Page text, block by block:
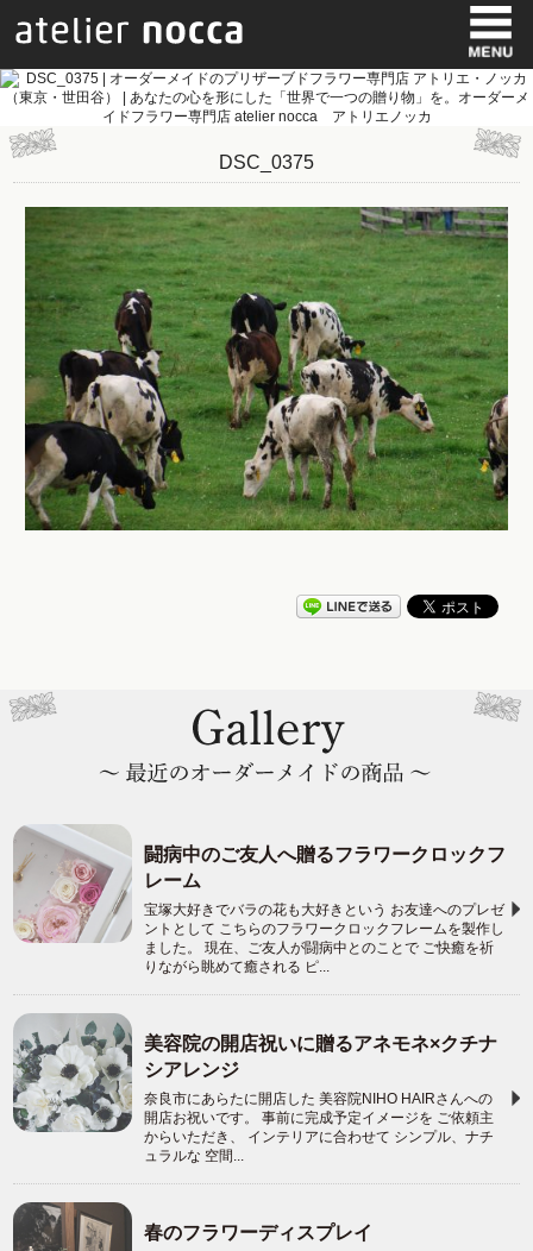
DSC_0375
闘病中のご友人へ贈るフラワークロックフ
レーム
宝塚大好きでバラの花も大好きという お友達へのプレゼ
ントとして こちらのフラワークロックフレームを製作し
ました。 現在、ご友人が闘病中とのことで ご快癒を祈
りながら眺めて癒される ピ...
美容院の開店祝いに贈るアネモネ×クチナ
シアレンジ
奈良市にあらたに開店した 美容院NIHO HAIRさんへの
開店お祝いです。 事前に完成予定イメージを ご依頼主
からいただき、 インテリアに合わせて シンプル、ナチ
ュラルな 空間...
春のフラワーディスプレイ